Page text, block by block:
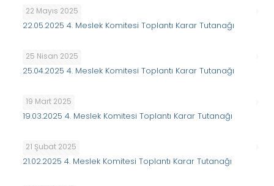
22 Mayıs 2025
22.05.2025 4. Meslek Komitesi Toplantı Karar Tutanağı
25 Nisan 2025
25.04.2025 4. Meslek Komitesi Toplantı Karar Tutanağı
19 Mart 2025
19.03.2025 4. Meslek Komitesi Toplantı Karar Tutanağı
21 Şubat 2025
21.02.2025 4. Meslek Komitesi Toplantı Karar Tutanağı